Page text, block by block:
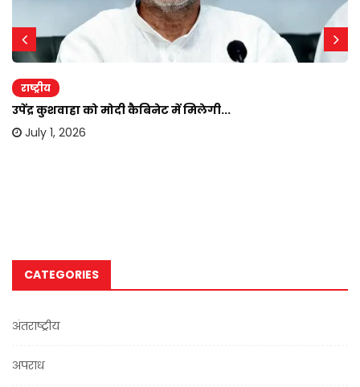
राष्ट्रीय
उपेंद्र कुशवाहा को मोदी कैबिनेट में मिलेगी...
July 1, 2026
CATEGORIES
अंतराष्ट्रीय
अपराध